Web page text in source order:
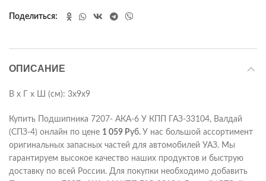
Поделиться
ОПИСАНИЕ
В х Г х Ш (см): 3х9х9
Купить Подшипника 7207- АКА-6 У КПП ГАЗ-33104, Валдай
(СПЗ-4) онлайн по цене 1 059 Руб. У нас большой ассортимент
оригинальных запасных частей для автомобилей УАЗ. Мы
гарантируем высокое качество наших продуктов и быструю
доставку по всей России. Для покупки необходимо добавить